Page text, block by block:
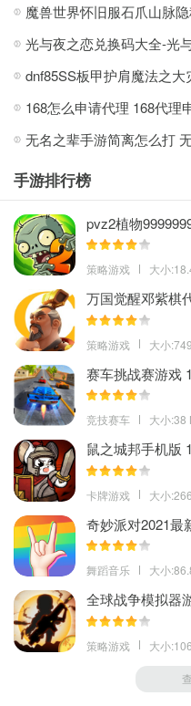
软件特色
1.平台内超级多的热点冷门短
告骚扰
2.海量的实时体育新闻也可以
资讯
4.用户也可以随时可以关注民
光与夜之恋兑换码大全-光
dnf85SS板甲护肩魔法之大
168怎么申请代理 168代理
无名之辈手游简离怎么打
手游排行榜
pvz2植物
3.23.06 安卓版
策略游戏 大小
万国觉醒邓紫棋
策略游戏 大小
赛车挑战赛游戏
竞技赛车 大小:38
鼠之城邦手机版
卡牌游戏 大小
奇妙派对2021最
舞蹈音乐 大小
全球战争模拟器
策略游戏 大小